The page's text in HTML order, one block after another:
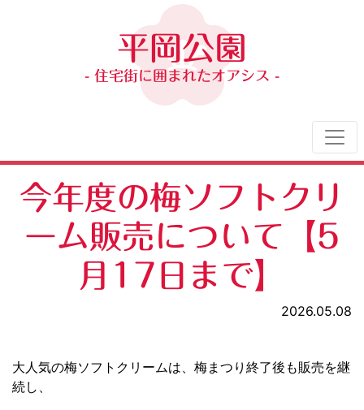
平岡公園
- 住宅街に囲まれたオアシス -
今年度の梅ソフトクリ
ーム販売について【5
月17日まで】
2026.05.08
大人気の梅ソフトクリームは、梅まつり終了後も販売を継
続し、